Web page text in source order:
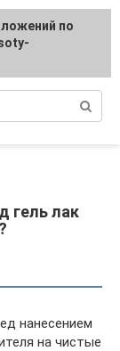
гель лак
нанесением
на чистые
по